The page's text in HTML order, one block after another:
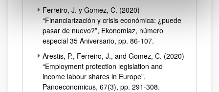
Ferreiro, J. y Gomez, C. (2020)
“Financiarización y crisis económica: ¿puede
pasar de nuevo?”, Ekonomiaz, número
especial 35 Aniversario, pp. 86-107.
Arestis, P., Ferreiro, J., and Gomez, C. (2020)
“Employment protection legislation and
income labour shares in Europe”,
Panoeconomicus, 67(3), pp. 291-308.